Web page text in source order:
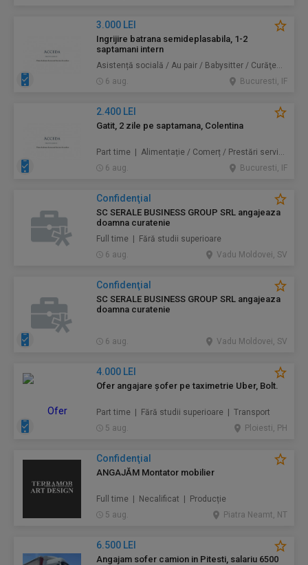
3.000 LEI
Ingrijire batrana semideplasabila, 1-2
saptamani intern
Asistență socială / Au pair / Babysitter / Curăţenie / Prestări servicii
6 aug.
Bucuresti, IF
2.400 LEI
Gatit, 2 zile pe saptamana, Colentina
Part time | Alimentație / Comerț / Prestări servicii
6 aug.
Bucuresti, IF
Confidenţial
SC SERALE BUSINESS GROUP SRL angajeaza
doamna curatenie
Full time | Fără studii superioare
6 aug.
Vadu Moldovei, SV
Confidenţial
SC SERALE BUSINESS GROUP SRL angajeaza
doamna curatenie
6 aug. Vadu Moldovei, SV
4.000 LEI
Ofer angajare șofer pe taximetrie Uber, Bolt.
Part time | Fără studii superioare | Transport
5 aug.
Ploiesti, PH
Confidenţial
ANGAJĂM Montator mobilier
Full time | Necalificat | Producție
5 aug.
Piatra Neamt, NT
6.500 LEI
Angajam sofer camion in Pitesti, salariu 6500